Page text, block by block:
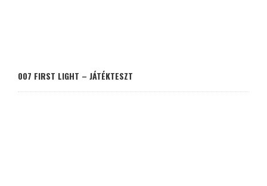
007 FIRST LIGHT – JÁTÉKTESZT